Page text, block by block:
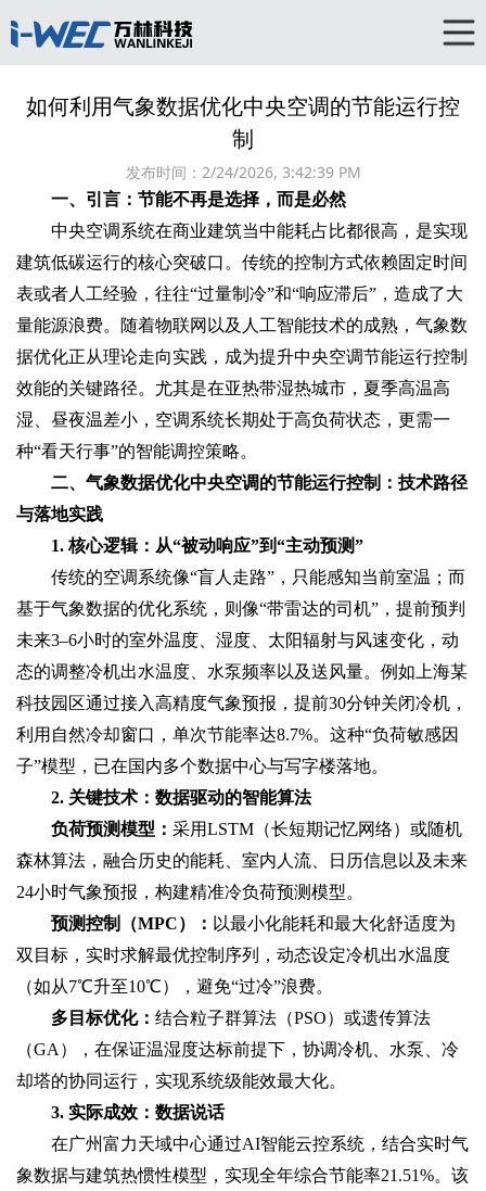
如何利用气象数据优化中央空调的节能运行控
制‌
发布时间： 2/24/2026, 3:42:39 PM
一、引言：节能不再是选择，而是必然
中央空调系统在商业建筑当中能耗占比都很高，是实现
建筑低碳运行的核心突破口。传统的控制方式依赖固定时间
表或者人工经验，往往“过量制冷”和“响应滞后”，造成了大
量能源浪费。随着物联网以及人工智能技术的成熟，‌气象数
据优化‌正从理论走向实践，成为提升‌中央空调节能运行控制‌
效能的关键路径。尤其是在亚热带湿热城市，夏季高温高
湿、昼夜温差小，空调系统长期处于高负荷状态，更需一
种“看天行事”的智能调控策略。
二、气象数据优化中央空调的节能运行控制：技术路径
与落地实践
1. 核心逻辑：从“被动响应”到“主动预测”‌
传统的空调系统像“盲人走路”，只能感知当前室温；而
基于气象数据的优化系统，则像“带雷达的司机”，提前预判
未来3–6小时的室外温度、湿度、太阳辐射与风速变化，动
态的调整冷机出水温度、水泵频率以及送风量。例如上海某
科技园区通过接入高精度气象预报，提前30分钟关闭冷机，
利用自然冷却窗口，单次节能率达8.7%。这种“负荷敏感因
子”模型，已在国内多个数据中心与写字楼落地。
2. 关键技术：数据驱动的智能算法‌
负荷预测模型‌： 采用LSTM（长短期记忆网络）或随机
森林算法，融合历史的能耗、室内人流、日历信息以及未来
24小时气象预报，构建精准冷负荷预测模型。
预测控制（MPC）‌： 以最小化能耗和最大化舒适度为
双目标，实时求解最优控制序列，动态设定冷机出水温度
（如从7℃升至10℃），避免“过冷”浪费。
多目标优化‌： 结合粒子群算法（PSO）或遗传算法
（GA），在保证温湿度达标前提下，协调冷机、水泵、冷
却塔的协同运行，实现系统级能效最大化。
3. 实际成效：数据说话‌
在广州富力天域中心通过AI智能云控系统，结合实时气
象数据与建筑热惯性模型，实现全年综合节能率21.51%。该